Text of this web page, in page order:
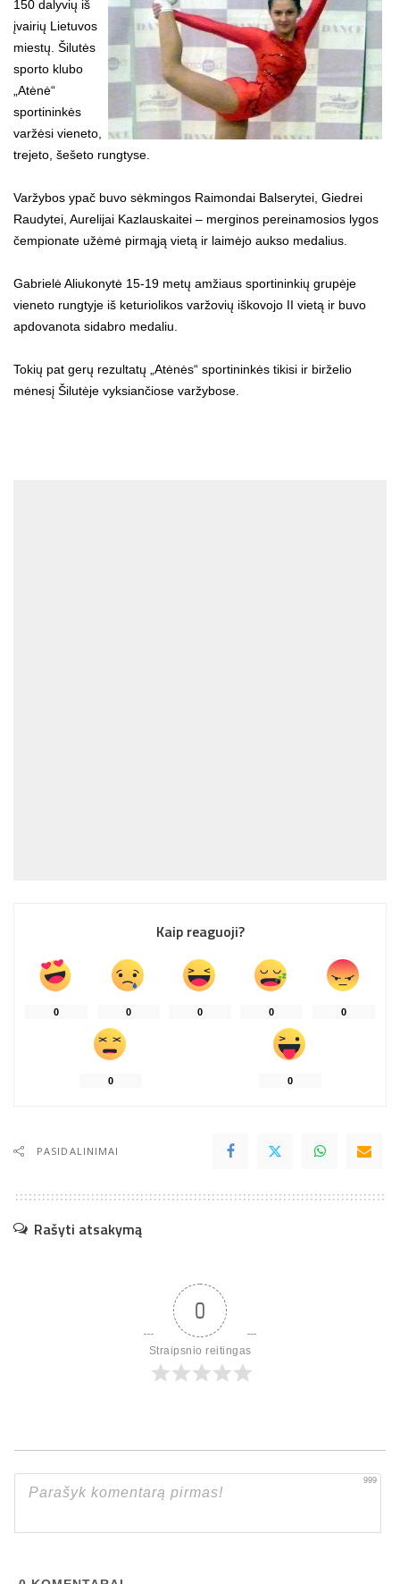
150 dalyvių iš
įvairių Lietuvos
miestų. Šilutės
sporto klubo
„Atėnė“
sportininkės
varžėsi vieneto,
trejeto, šešeto rungtyse.
Varžybos ypač buvo sėkmingos Raimondai Balserytei, Giedrei
Raudytei, Aurelijai Kazlauskaitei – merginos pereinamosios lygos
čempionate užėmė pirmąją vietą ir laimėjo aukso medalius.
Gabrielė Aliukonytė 15-19 metų amžiaus sportininkių grupėje
vieneto rungtyje iš keturiolikos varžovių iškovojo II vietą ir buvo
apdovanota sidabro medaliu.
Tokių pat gerų rezultatų „Atėnės“ sportininkės tikisi ir birželio
mėnesį Šilutėje vyksiančiose varžybose.
Kaip reaguoji?
0 0 0 0 0
0 0
PASIDALINIMAI
Rašyti atsakymą
0
Straipsnio reitingas
999